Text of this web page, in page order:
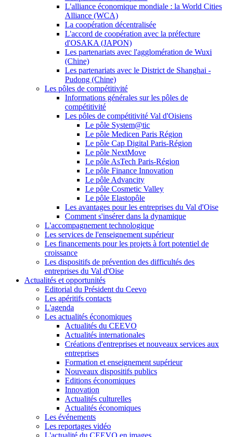
L'alliance économique mondiale : la World Cities
Alliance (WCA)
La coopération décentralisée
L'accord de coopération avec la préfecture
d'OSAKA (JAPON)
Les partenariats avec l'agglomération de Wuxi
(Chine)
Les partenariats avec le District de Shanghai -
Pudong (Chine)
Les pôles de compétitivité
Informations générales sur les pôles de
compétitivité
Les pôles de compétitivité Val d'Oisiens
Le pôle System@tic
Le pôle Medicen Paris Région
Le pôle Cap Digital Paris-Région
Le pôle NextMove
Le pôle AsTech Paris-Région
Le pôle Finance Innovation
Le pôle Advancity
Le pôle Cosmetic Valley
Le pôle Elastopôle
Les avantages pour les entreprises du Val d'Oise
Comment s'insérer dans la dynamique
L'accompagnement technologique
Les services de l'enseignement supérieur
Les financements pour les projets à fort potentiel de
croissance
Les dispositifs de prévention des difficultés des
entreprises du Val d'Oise
Actualités et opportunités
Editorial du Président du Ceevo
Les apéritifs contacts
L'agenda
Les actualités économiques
Actualités du CEEVO
Actualités internationales
Créations d'entreprises et nouveaux services aux
entreprises
Formation et enseignement supérieur
Nouveaux dispositifs publics
Editions économiques
Innovation
Actualités culturelles
Actualités économiques
Les événements
Les reportages vidéo
L'actualité du CEEVO en images